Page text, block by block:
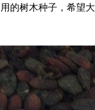
的树木种子，希望